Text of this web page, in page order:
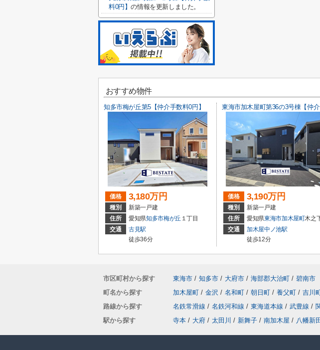
料0円】の情報を更新しました。
おすすめ物件
知多市梅が丘第5【仲介手数料0円】
価格 3,180万円
種別
新築一戸建
住所
愛知県知多市梅が丘 １丁目
交通
古見駅
徒歩36分
東
価格 3,190万円
種別
新築一戸建
住所
愛知県東海市加木屋町木之下
交通
加木屋中ノ池駅
徒歩12分
市区町村から探す 東海市 / 知多市 / 大府市 / 海部郡大治町 / 碧南市
町名から探す
加木屋町 / 金沢 / 名和町 / 朝日町 / 養父町 / 吉川
路線から探す
名鉄常滑線 / 名鉄河和線 / 東海道本線 / 武豊線 /
駅から探す
寺本 / 大府 / 太田川 / 新舞子 / 南加木屋 / 八幡新田